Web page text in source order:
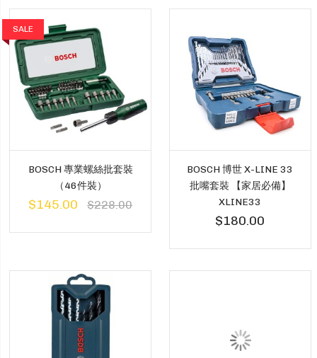
SALE
BOSCH 專業螺絲批套裝
（46件裝）
$145.00 $228.00
BOSCH 博世 X-LINE 33
批嘴套裝 【家居必備】
XLINE33
$180.00